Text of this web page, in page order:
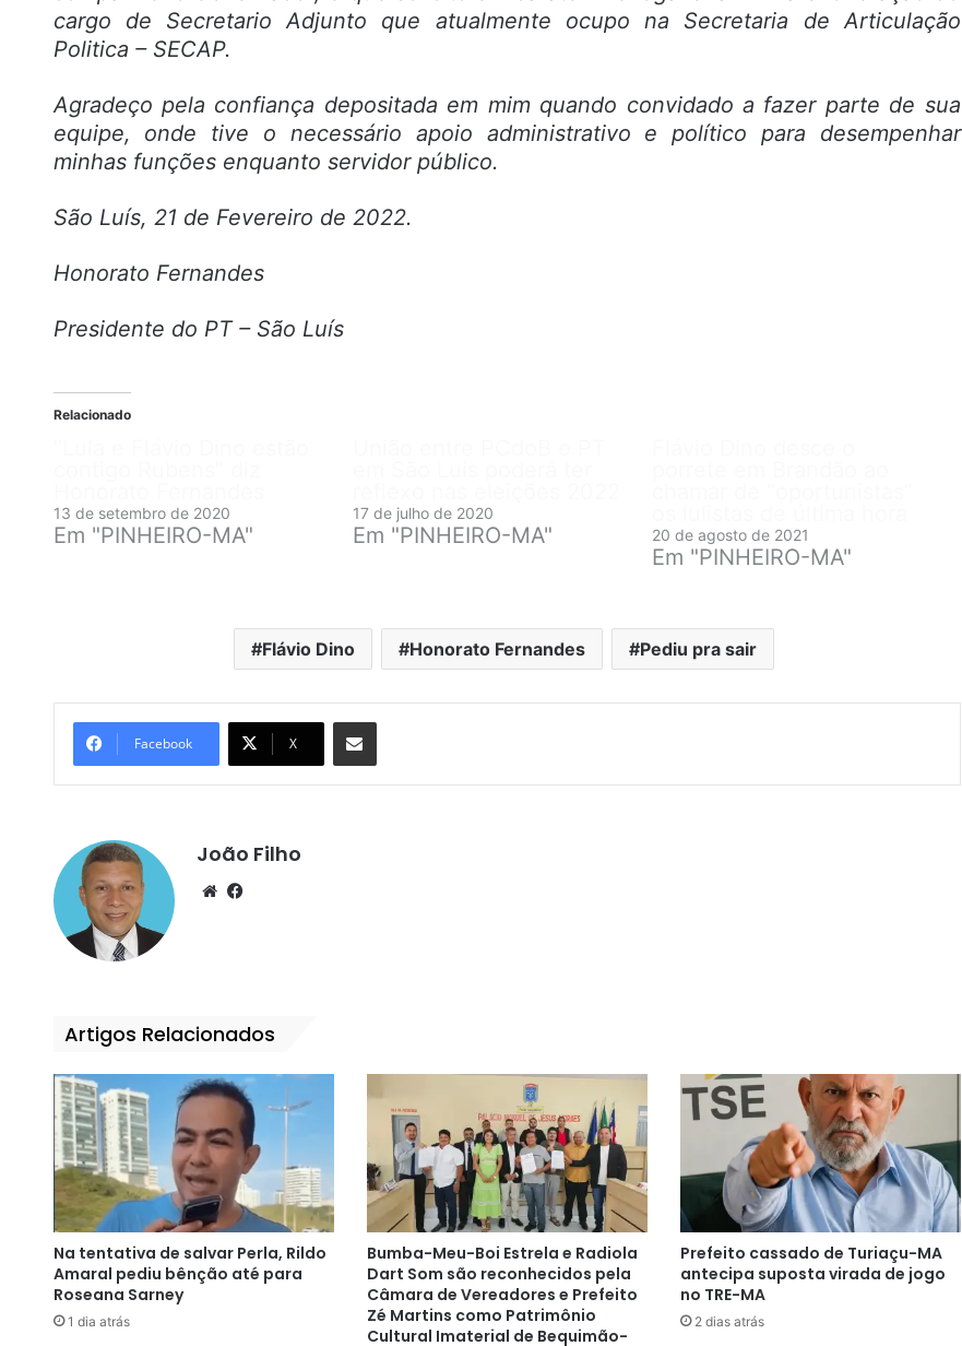
cargo de Secretario Adjunto que atualmente ocupo na Secretaria de Articulação
Politica – SECAP.
Agradeço pela confiança depositada em mim quando convidado a fazer parte de sua
equipe, onde tive o necessário apoio administrativo e político para desempenhar
minhas funções enquanto servidor público.
São Luís, 21 de Fevereiro de 2022.
Honorato Fernandes
Presidente do PT – São Luís
Relacionado
13 de setembro de 2020
Em "PINHEIRO-MA"
17 de julho de 2020
Em "PINHEIRO-MA" 20 de agosto de 2021
Em "PINHEIRO-MA"
Flávio Dino Honorato Fernandes Pediu pra sair
Facebook X
Compartilhar por e-mail
João Filho
We
Artigos Relacionados
Na tentativa de salvar Perla, Rildo
Amaral pediu bênção até para
Roseana Sarney
1 dia atrás
Bumba-Meu-Boi Estrela e Radiola
Dart Som são reconhecidos pela
Câmara de Vereadores e Prefeito
Zé Martins como Patrimônio
Cultural Imaterial de Bequimão-
Prefeito cassado de Turiaçu-MA
antecipa suposta virada de jogo
no TRE-MA
2 dias atrás